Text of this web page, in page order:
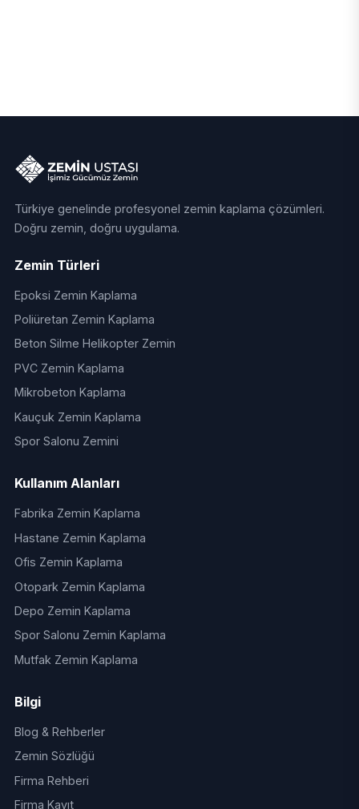
Türkiye genelinde profesyonel zemin kaplama çözümleri.
Doğru zemin, doğru uygulama.
Zemin Türleri
Epoksi Zemin Kaplama
Poliüretan Zemin Kaplama
Beton Silme Helikopter Zemin
PVC Zemin Kaplama
Mikrobeton Kaplama
Kauçuk Zemin Kaplama
Spor Salonu Zemini
Kullanım Alanları
Fabrika Zemin Kaplama
Hastane Zemin Kaplama
Ofis Zemin Kaplama
Otopark Zemin Kaplama
Depo Zemin Kaplama
Spor Salonu Zemin Kaplama
Mutfak Zemin Kaplama
Bilgi
Blog & Rehberler
Zemin Sözlüğü
Firma Rehberi
Firma Kayıt